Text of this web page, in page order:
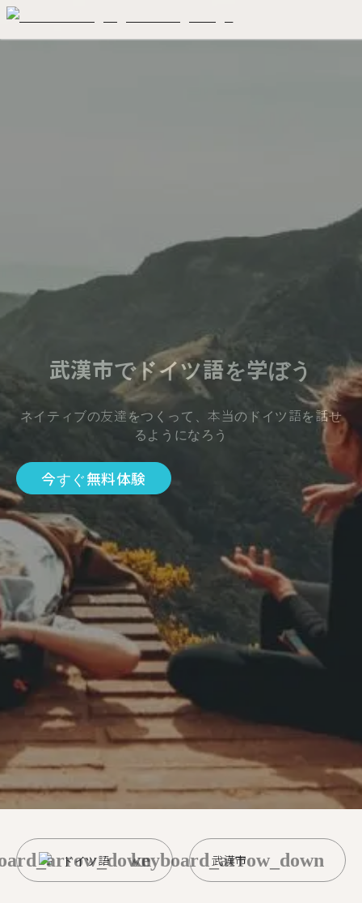
武漢市でドイツ語を学ぼう
ネイティブの友達をつくって、本当のドイツ語を話せ
るようになろう
今すぐ無料体験
ドイツ語 武漢市
keyboard_arrow_down